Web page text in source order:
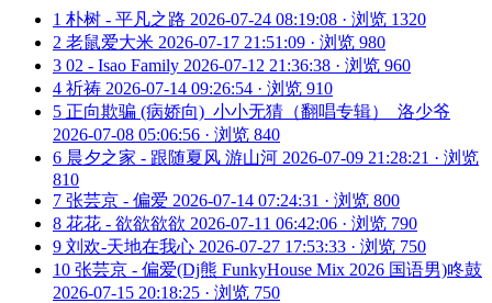
1 朴树 - 平凡之路 2026-07-24 08:19:08 · 浏览 1320
2 老鼠爱大米 2026-07-17 21:51:09 · 浏览 980
3 02 - Isao Family 2026-07-12 21:36:38 · 浏览 960
4 祈祷 2026-07-14 09:26:54 · 浏览 910
5 正向欺骗 (病娇向)_小小无猜（翻唱专辑）_洛少爷
2026-07-08 05:06:56 · 浏览 840
6 晨夕之家 - 跟随夏风 游山河 2026-07-09 21:28:21 · 浏览
810
7 张芸京 - 偏爱 2026-07-14 07:24:31 · 浏览 800
8 花花 - 欲欲欲欲 2026-07-11 06:42:06 · 浏览 790
9 刘欢-天地在我心 2026-07-27 17:53:33 · 浏览 750
10 张芸京 - 偏爱(Dj熊 FunkyHouse Mix 2026 国语男)咚鼓
2026-07-15 20:18:25 · 浏览 750